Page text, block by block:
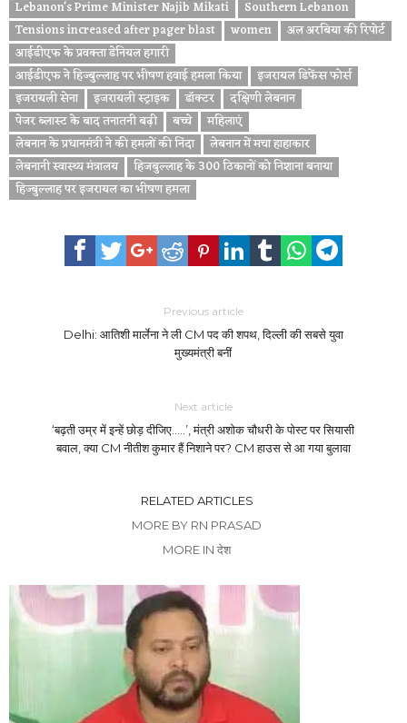
Lebanon's Prime Minister Najib Mikati
Southern Lebanon
Tensions increased after pager blast
women
अल अरबिया की रिपोर्ट
आईडीएफ के प्रवक्ता डेनियल हगारी
आईडीएफ ने हिज्बुल्लाह पर भीषण हवाई हमला किया
इजरायल डिफेंस फोर्स
इजरायली सेना
इजरायली स्ट्राइक डॉक्टर
दक्षिणी लेबनान
पेजर ब्लास्ट के बाद तनातनी बढ़ी
बच्चे
महिलाएं
लेबनान के प्रधानमंत्री ने की हमलों की निंदा
लेबनान में मचा हाहाकार
लेबनानी स्वास्थ्य मंत्रालय
हिजबुल्लाह के 300 ठिकानों को निशाना बनाया
हिज्बुल्लाह पर इजरायल का भीषण हमला
Previous article
Delhi: आतिशी मार्लेना ने ली CM पद की शपथ, दिल्ली की सबसे युवा
मुख्यमंत्री बनीं
Next article
‘बढ़ती उम्र में इन्हें छोड़ दीजिए…..’, मंत्री अशोक चौधरी के पोस्ट पर सियासी
बवाल, क्या CM नीतीश कुमार हैं निशाने पर? CM हाउस से आ गया बुलावा
RELATED ARTICLES
MORE BY RN PRASAD
MORE IN देश